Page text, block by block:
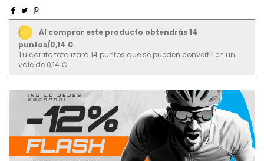
Al comprar este producto obtendrás 14
puntos/0,14 €
Tu carrito totalizará 14 puntos que se pueden convertir en un
vale de 0,14 €.